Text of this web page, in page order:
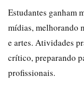
Estudantes ganham
mídias, melhorando
e artes. Atividades
crítico, preparando
profissionais.